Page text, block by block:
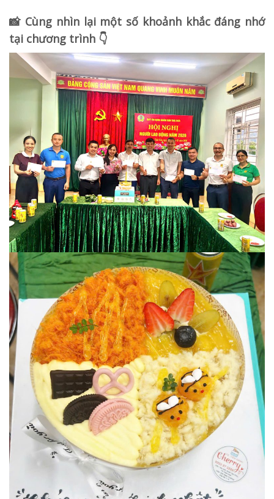
📸 Cùng nhìn lại một số khoảnh khắc đáng nhớ
tại chương trình 👇